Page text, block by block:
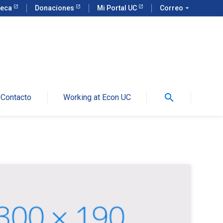
Donaciones Mi Portal UC Correo arrow_drop_down
Contacto Working at Econ UC search